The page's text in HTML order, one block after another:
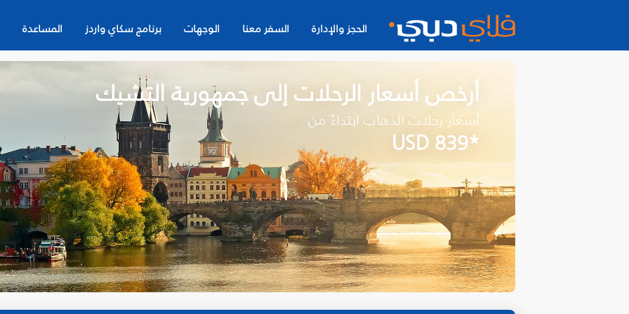
الحجز والإدارة السفر معنا الوجهات برنامج سكاي واردز المساعدة
أرخص أسعار الرحلات إلى جمهورية التشيك
أسعار رحلات الذهاب ابتداءً من
*USD 839